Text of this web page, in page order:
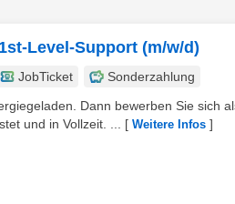
Level-Support (m/w/d)
JobTicket
Sonderzahlung
Dann bewerben Sie sich
und in Vollzeit. ...
[ Weitere Infos ]